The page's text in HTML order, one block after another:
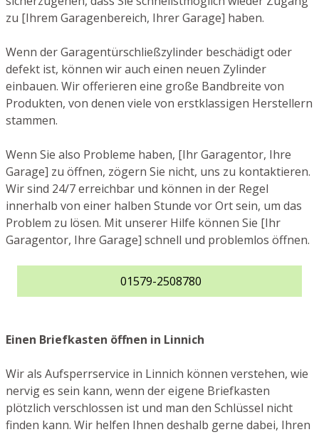
zu [Ihrem Garagenbereich, Ihrer Garage] haben.
Wenn der Garagentürschließzylinder beschädigt oder
defekt ist, können wir auch einen neuen Zylinder
einbauen. Wir offerieren eine große Bandbreite von
Produkten, von denen viele von erstklassigen Herstellern
stammen.
Wenn Sie also Probleme haben, [Ihr Garagentor, Ihre
Garage] zu öffnen, zögern Sie nicht, uns zu kontaktieren.
Wir sind 24/7 erreichbar und können in der Regel
innerhalb von einer halben Stunde vor Ort sein, um das
Problem zu lösen. Mit unserer Hilfe können Sie [Ihr
Garagentor, Ihre Garage] schnell und problemlos öffnen.
01579-2508780
Einen Briefkasten öffnen in Linnich
Wir als Aufsperrservice in Linnich können verstehen, wie
nervig es sein kann, wenn der eigene Briefkasten
plötzlich verschlossen ist und man den Schlüssel nicht
finden kann. Wir helfen Ihnen deshalb gerne dabei, Ihren